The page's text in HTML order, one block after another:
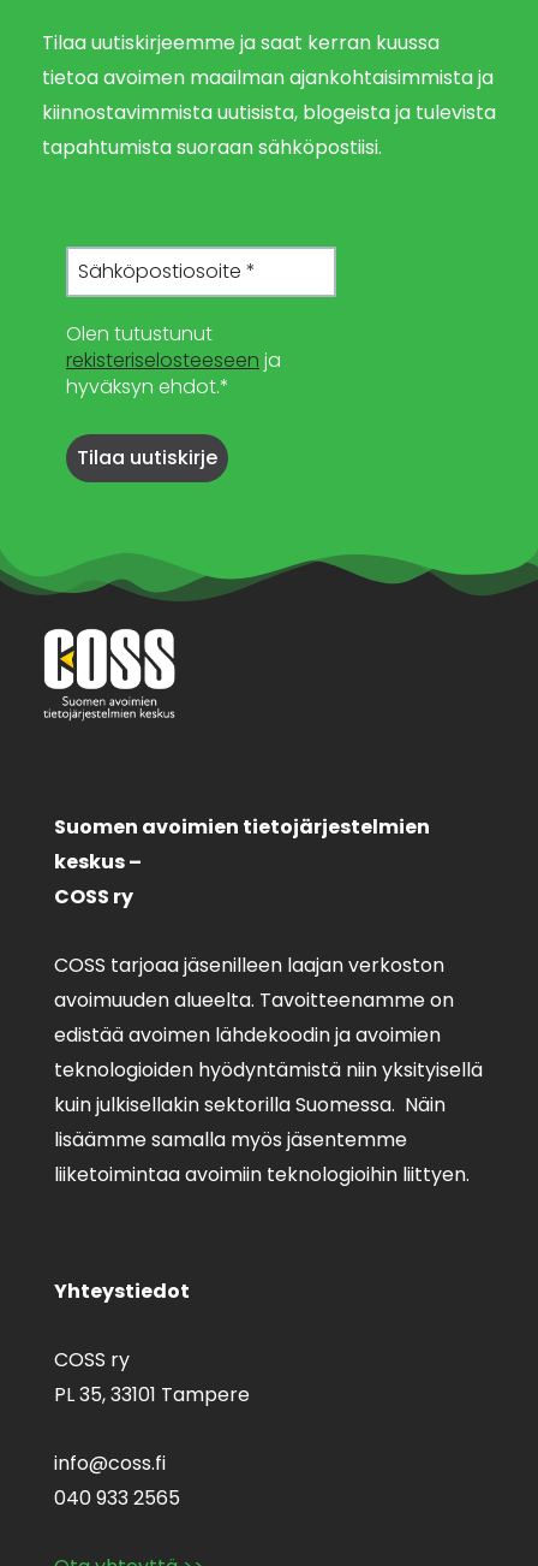
Tilaa uutiskirjeemme ja saat kerran kuussa
tietoa avoimen maailman ajankohtaisimmista ja
kiinnostavimmista uutisista, blogeista ja tulevista
tapahtumista suoraan sähköpostiisi.
Olen tutustunut
rekisteriselosteeseen ja
hyväksyn ehdot.*
Suomen avoimien tietojärjestelmien
keskus –
COSS ry
COSS tarjoaa jäsenilleen laajan verkoston
avoimuuden alueelta. Tavoitteenamme on
edistää avoimen lähdekoodin ja avoimien
teknologioiden hyödyntämistä niin yksityisellä
kuin julkisellakin sektorilla Suomessa. Näin
lisäämme samalla myös jäsentemme
liiketoimintaa avoimiin teknologioihin liittyen.
Yhteystiedot
COSS ry
PL 35,33101 Tampere
info@coss.fi
040 933 2565